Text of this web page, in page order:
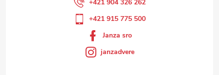
+421 904 326 262
+421 915 775 500
Janza sro
janzadvere